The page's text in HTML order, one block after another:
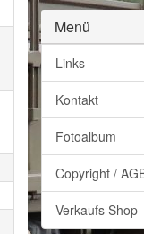
Menü
Links
Kontakt
Fotoalbum
Copyright /
Verkaufs Shop